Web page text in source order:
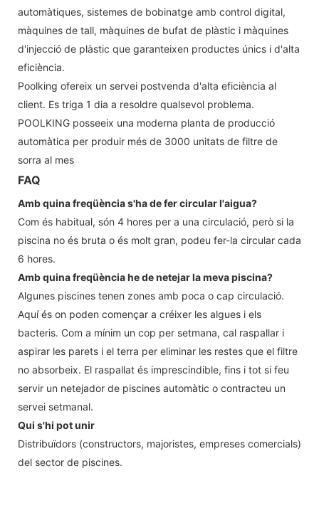
automàtiques, sistemes de bobinatge amb control digital,
màquines de tall, màquines de bufat de plàstic i màquines
d'injecció de plàstic que garanteixen productes únics i d'alta
eficiència.
Poolking ofereix un servei postvenda d'alta eficiència al
client. Es triga 1 dia a resoldre qualsevol problema.
POOLKING posseeix una moderna planta de producció
automàtica per produir més de 3000 unitats de filtre de
sorra al mes
FAQ
Amb quina freqüència s'ha de fer circular l'aigua?
Com és habitual, són 4 hores per a una circulació, però si la
piscina no és bruta o és molt gran, podeu fer-la circular cada
6 hores.
Amb quina freqüència he de netejar la meva piscina?
Algunes piscines tenen zones amb poca o cap circulació.
Aquí és on poden començar a créixer les algues i els
bacteris. Com a mínim un cop per setmana, cal raspallar i
aspirar les parets i el terra per eliminar les restes que el filtre
no absorbeix. El raspallat és imprescindible, fins i tot si feu
servir un netejador de piscines automàtic o contracteu un
servei setmanal.
Qui s'hi pot unir
Distribuïdors (constructors, majoristes, empreses comercials)
del sector de piscines.